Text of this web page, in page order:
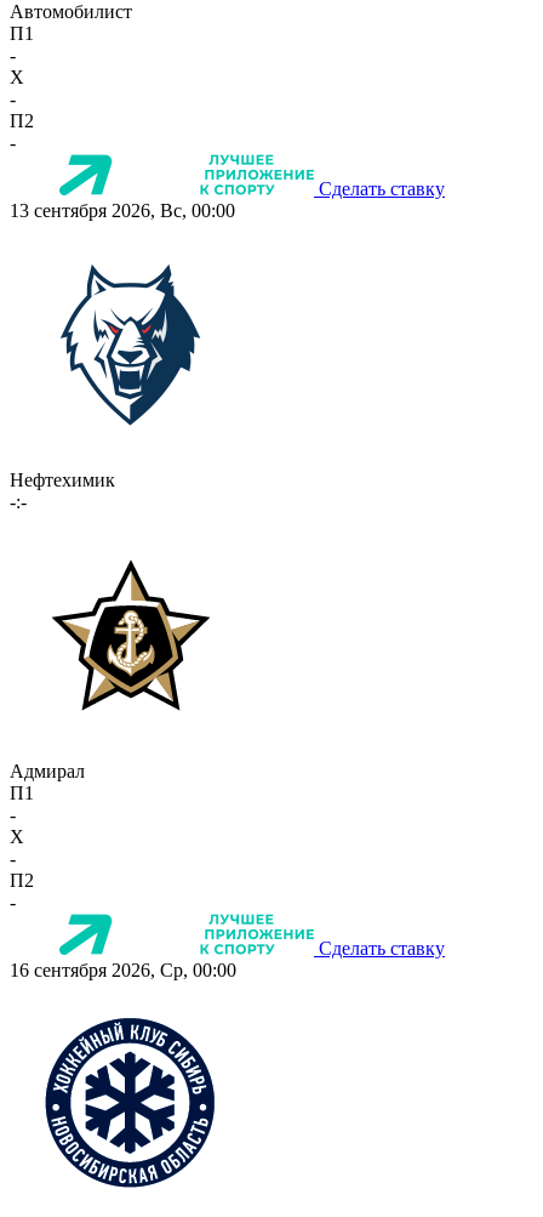
Автомобилист
П1
-
X
-
П2
-
Сделать ставку
13 сентября 2026, Вс, 00:00
Нефтехимик
-:-
Адмирал
П1
-
X
-
П2
-
Сделать ставку
16 сентября 2026, Ср, 00:00